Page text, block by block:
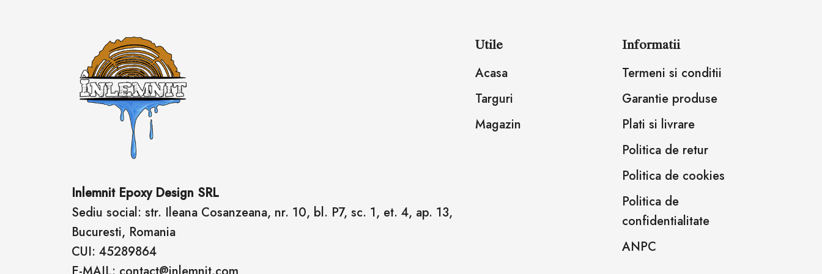
Inlemnit Epoxy Design SRL
Sediu social: str. Ileana Cosanzeana, nr. 10, bl. P7, sc. 1, et. 4, ap. 13,
Bucuresti, Romania
CUI: 45289864
Utile
Acasa
Targuri
Magazin
Informatii
Termeni si conditii
Garantie produse
Plati si livrare
Politica de retur
Politica de cookies
Politica de
confidentialitate
ANPC